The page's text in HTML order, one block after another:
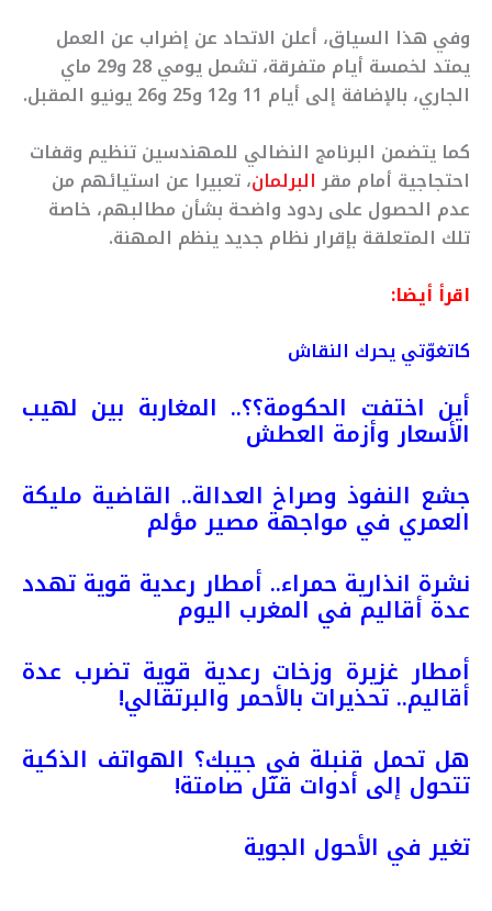
وفي هذا السياق، أعلن الاتحاد عن إضراب عن العمل
يمتد لخمسة أيام متفرقة، تشمل يومي 28 و29 ماي
الجاري، بالإضافة إلى أيام 11 و12 و25 و26 يونيو المقبل.
كما يتضمن البرنامج النضالي للمهندسين تنظيم وقفات
احتجاجية أمام مقرالبرلمان، تعبيرا عن استيائهم من
عدم الحصول على ردود واضحة بشأن مطالبهم، خاصة
تلك المتعلقة بإقرار نظام جديد ينظم المهنة.
اقرأ أيضا:
كاتغوّتي يحرك النقاش
أين اختفت الحكومة؟؟.. المغاربة بين لهيب
الأسعار وأزمة العطش
جشع النفوذ وصراخ العدالة.. القاضية مليكة
العمري في مواجهة مصير مؤلم
نشرة انذارية حمراء.. أمطار رعدية قوية تهدد
عدة أقاليم في المغرب اليوم
أمطار غزيرة وزخات رعدية قوية تضرب عدة
أقاليم.. تحذيرات بالأحمر والبرتقالي!
هل تحمل قنبلة في جيبك؟ الهواتف الذكية
تتحول إلى أدوات قتل صامتة!
تغير في الأحول الجوية